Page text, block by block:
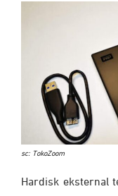
sc: TokoZoom
Hardisk eksternal